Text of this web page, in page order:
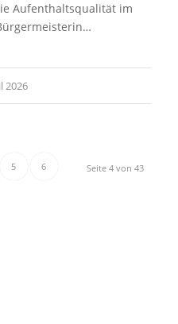
Aufenthaltsqualität im
2026
Seite 4 von 43
5 6